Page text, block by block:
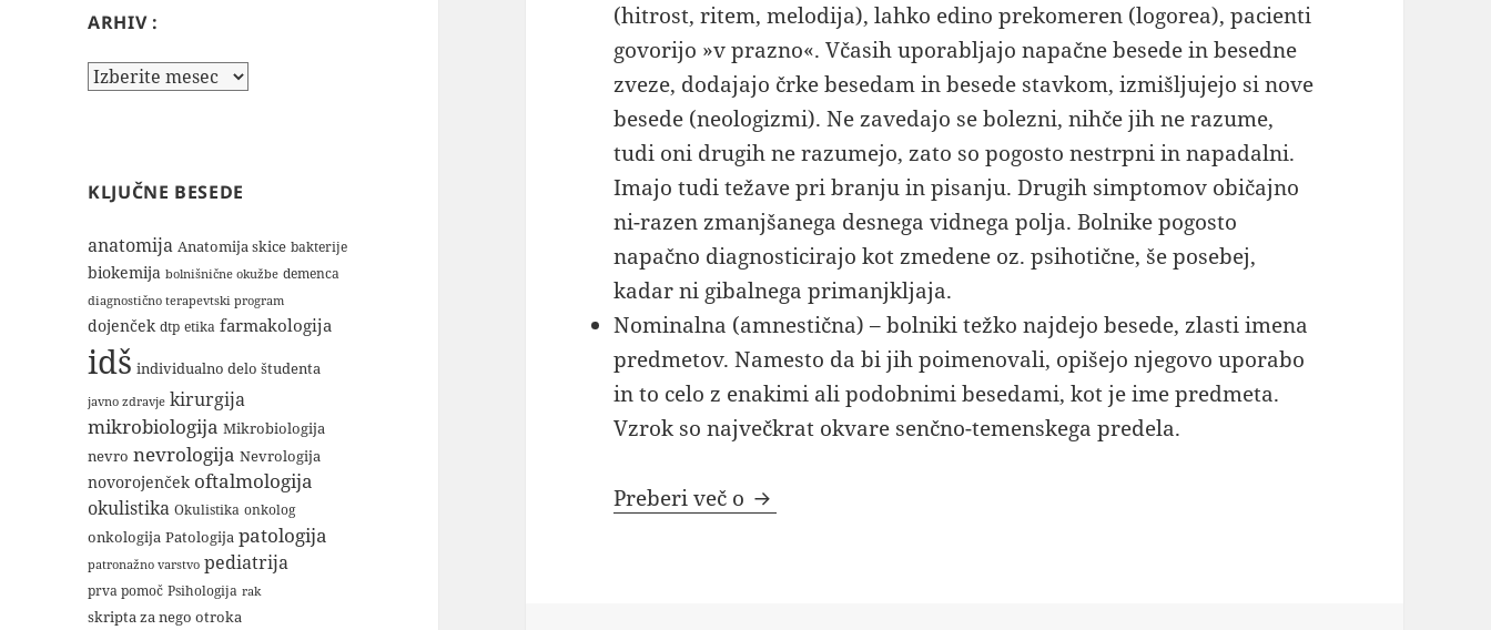
ARHIV :
Arhiv
KLJUČNE BESEDE
anatomija Anatomija skice bakterije
biokemija bolnišnične okužbe demenca
diagnostično terapevtski program
dojenček dtp etika farmakologija
idš individualno delo študenta
javno zdravje kirurgija
mikrobiologija Mikrobiologija
nevro nevrologija Nevrologija
novorojenček oftalmologija
okulistika Okulistika onkolog
onkologija Patologija patologija
patronažno varstvo pediatrija
prva pomoč Psihologija rak
skripta za nego otroka
(hitrost, ritem, melodija), lahko edino prekomeren (logorea), pacienti
govorijo »v prazno«. Včasih uporabljajo napačne besede in besedne
zveze, dodajajo črke besedam in besede stavkom, izmišljujejo si nove
besede (neologizmi). Ne zavedajo se bolezni, nihče jih ne razume,
tudi oni drugih ne razumejo, zato so pogosto nestrpni in napadalni.
Imajo tudi težave pri branju in pisanju. Drugih simptomov običajno
ni-razen zmanjšanega desnega vidnega polja. Bolnike pogosto
napačno diagnosticirajo kot zmedene oz. psihotične, še posebej,
kadar ni gibalnega primanjkljaja.
Nominalna (amnestična) – bolniki težko najdejo besede, zlasti imena
predmetov. Namesto da bi jih poimenovali, opišejo njegovo uporabo
in to celo z enakimi ali podobnimi besedami, kot je ime predmeta.
Vzrok so največkrat okvare senčno-temenskega predela.
Preberi več o Nevrologija